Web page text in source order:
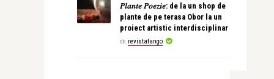
𝑃𝑙𝑎𝑛𝑡𝑒 𝑃𝑜𝑒𝑧𝑖𝑒: de la un shop de
plante de pe terasa Obor la un
proiect artistic interdisciplinar
de revistatango